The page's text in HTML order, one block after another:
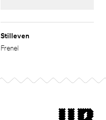
Stilleven
Frenel
museum van